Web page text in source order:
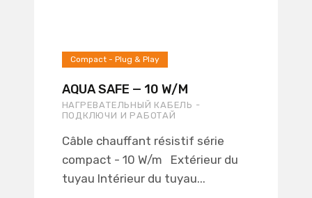
Compact - Plug & Play
AQUA SAFE — 10 W/M
НАГРЕВАТЕЛЬНЫЙ КАБЕЛЬ -
ПОДКЛЮЧИ И РАБОТАЙ
Câble chauffant résistif série
compact - 10 W/m Extérieur du
tuyau Intérieur du tuyau...